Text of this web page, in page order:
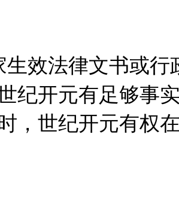
生效法律文书或
纪开元有足够事
，世纪开元有权